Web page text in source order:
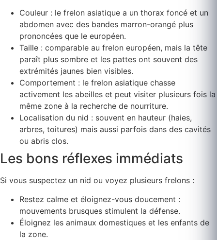
Couleur : le frelon asiatique a un thorax foncé et un
abdomen avec des bandes marron-orangé plus
prononcées que le européen.
Taille : comparable au frelon européen, mais la tête
paraît plus sombre et les pattes ont souvent des
extrémités jaunes bien visibles.
Comportement : le frelon asiatique chasse
activement les abeilles et peut visiter plusieurs fois la
même zone à la recherche de nourriture.
Localisation du nid : souvent en hauteur (haies,
arbres, toitures) mais aussi parfois dans des cavités
ou abris clos.
Les bons réflexes immédiats
Si vous suspectez un nid ou voyez plusieurs frelons :
Restez calme et éloignez-vous doucement :
mouvements brusques stimulent la défense.
Éloignez les animaux domestiques et les enfants de
la zone.